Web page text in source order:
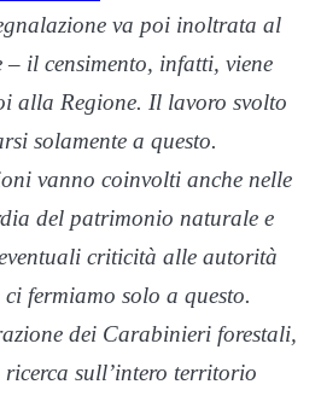
va poi inoltrata al
– il censimento, infatti, viene
alla Regione. Il lavoro svolto
solamente a questo.
vanno coinvolti anche nelle
del patrimonio naturale e
criticità alle autorità
fermiamo solo a questo.
dei Carabinieri forestali,
sull’intero territorio